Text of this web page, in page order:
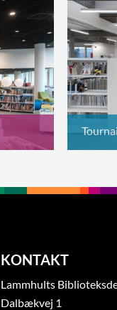
KONTAKT
Lammhults
Dalbækvej 1